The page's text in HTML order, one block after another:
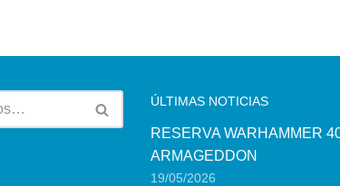
ÚLTIMAS NOTICIAS
RESERVA WARHAMMER
ARMAGEDDON
19/05/2026